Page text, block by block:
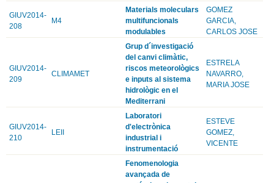
GIUV2014-
208
M4
Materials moleculars
multifuncionals
modulables
GOMEZ
GARCIA,
CARLOS JOSE
GIUV2014-
209
CLIMAMET
Grup d´investigació
del canvi climàtic,
riscos meteorològics
e inputs al sistema
hidrològic en el
Mediterrani
ESTRELA
NAVARRO,
MARIA JOSE
GIUV2014-
210
LEII
Laboratori
d'electrònica
industrial i
instrumentació
ESTEVE
GOMEZ,
VICENTE
Fenomenologia
avançada de